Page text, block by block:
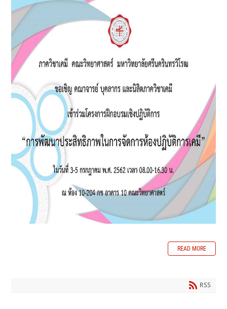
READ MORE
RSS